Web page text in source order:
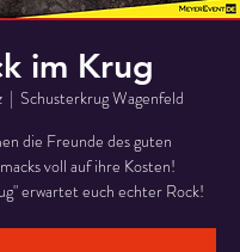
im Krug
  |
Schusterkrug Wagenfeld
die Freunde des guten
voll auf ihre Kosten!